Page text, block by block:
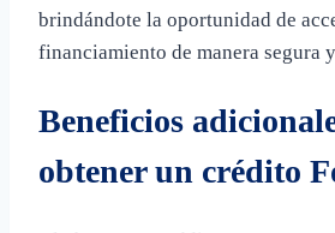
brindándote la oportunidad de
financiamiento de manera segura
Beneficios
obtener un crédito